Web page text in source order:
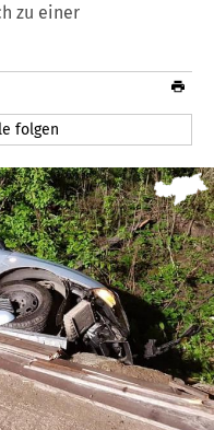
zu einer
folgen